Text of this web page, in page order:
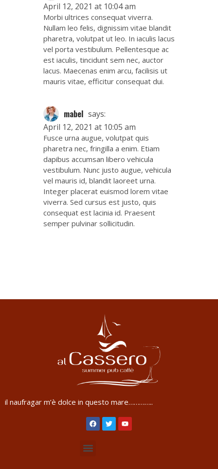
April 12, 2021 at 10:04 am
Morbi ultrices consequat viverra.
Nullam leo felis, dignissim vitae blandit
pharetra, volutpat ut leo. In iaculis lacus
vel porta vestibulum. Pellentesque ac
est iaculis, tincidunt sem nec, auctor
lacus. Maecenas enim arcu, facilisis ut
mauris vitae, efficitur consequat dui.
mabel says:
April 12, 2021 at 10:05 am
Fusce urna augue, volutpat quis
pharetra nec, fringilla a enim. Etiam
dapibus accumsan libero vehicula
vestibulum. Nunc justo augue, vehicula
vel mauris id, blandit laoreet urna.
Integer placerat euismod lorem vitae
viverra. Sed cursus est justo, quis
consequat est lacinia id. Praesent
semper pulvinar sollicitudin.
il naufragar m’è dolce in questo mare…………..